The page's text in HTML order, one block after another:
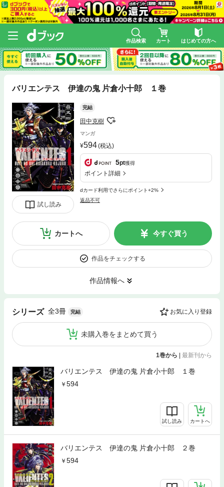
作品検索 カート はじめての方へ
バリエンテス 伊達の鬼 片倉小十郎 １巻
試し読み
完結
田中克樹
マンガ
594(税込)
5pt獲得
ポイント詳細
dカード利用でさらにポイント+2%
返品不可
カートへ 今すぐ買う
作品をチェックする
作品情報へ
シリーズ 全3冊 完結 お気に入り登録
未購入巻をまとめて買う
1巻から | 最新刊から
バリエンテス 伊達の鬼 片倉小十郎 １巻
594
試し読み カートへ
バリエンテス 伊達の鬼 片倉小十郎 ２巻
594